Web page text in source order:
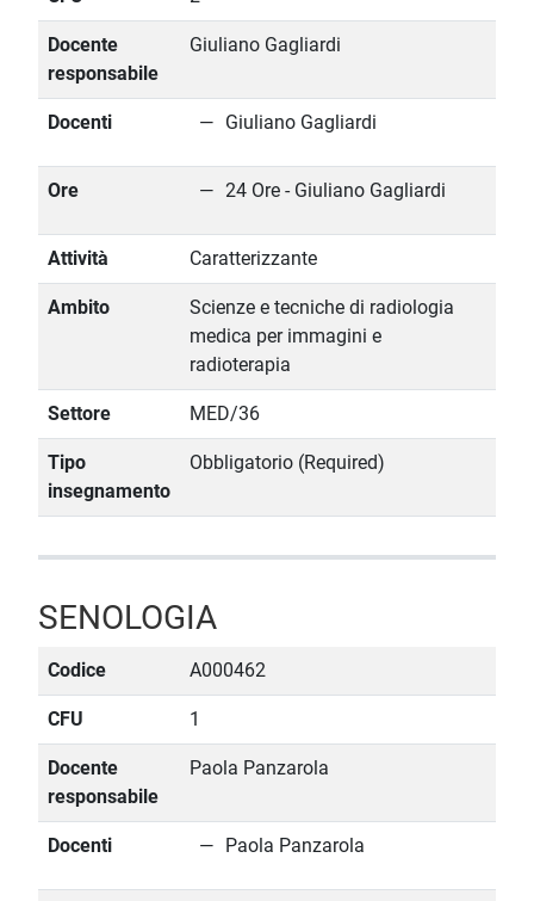
Docente
responsabile
Giuliano Gagliardi
Docenti Giuliano Gagliardi
Ore 24 Ore - Giuliano Gagliardi
Attività Caratterizzante
Ambito
Scienze e tecniche di radiologia
medica per immagini e
radioterapia
Settore MED/36
Tipo
insegnamento
Obbligatorio (Required)
SENOLOGIA
Codice A000462
CFU 1
Docente
responsabile
Paola Panzarola
Docenti Paola Panzarola